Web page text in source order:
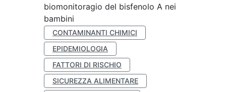
biomonitoragio del bisfenolo A nei
bambini
CONTAMINANTI CHIMICI
EPIDEMIOLOGIA
FATTORI DI RISCHIO
SICUREZZA ALIMENTARE